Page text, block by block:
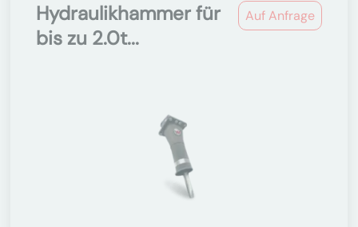
Auf Anfrage
Hydraulikhammer für
bis zu 2.0t...